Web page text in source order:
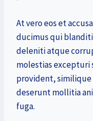
At vero eos et
ducimus qui
deleniti atque
molestias excepturi
provident,
deserunt mollitia
fuga.